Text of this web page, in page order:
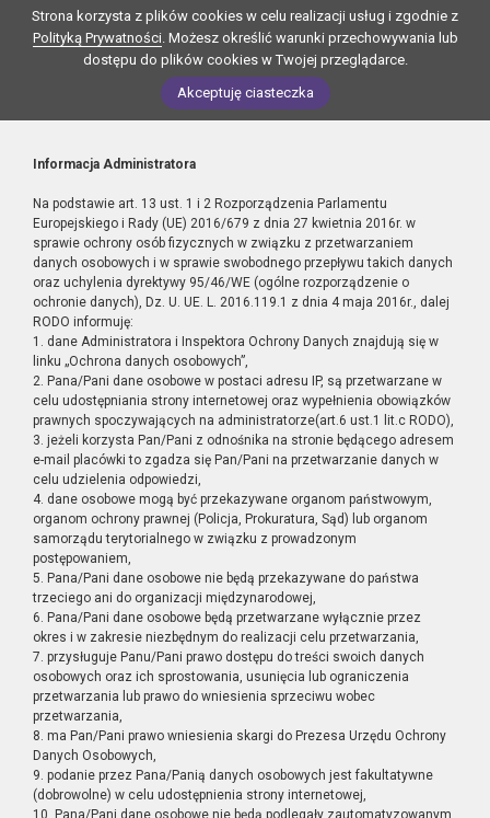
Strona korzysta z plików cookies w celu realizacji usług i zgodnie z
Polityką Prywatności. Możesz określić warunki przechowywania lub
dostępu do plików cookies w Twojej przeglądarce.
Akceptuję ciasteczka
Informacja Administratora
Na podstawie art. 13 ust. 1 i 2 Rozporządzenia Parlamentu
Europejskiego i Rady (UE) 2016/679 z dnia 27 kwietnia 2016r. w
sprawie ochrony osób fizycznych w związku z przetwarzaniem
danych osobowych i w sprawie swobodnego przepływu takich danych
oraz uchylenia dyrektywy 95/46/WE (ogólne rozporządzenie o
ochronie danych), Dz. U. UE. L. 2016.119.1 z dnia 4 maja 2016r., dalej
RODO informuję:
1. dane Administratora i Inspektora Ochrony Danych znajdują się w
linku „Ochrona danych osobowych”,
2. Pana/Pani dane osobowe w postaci adresu IP, są przetwarzane w
celu udostępniania strony internetowej oraz wypełnienia obowiązków
prawnych spoczywających na administratorze(art.6 ust.1 lit.c RODO),
3. jeżeli korzysta Pan/Pani z odnośnika na stronie będącego adresem
e-mail placówki to zgadza się Pan/Pani na przetwarzanie danych w
celu udzielenia odpowiedzi,
4. dane osobowe mogą być przekazywane organom państwowym,
organom ochrony prawnej (Policja, Prokuratura, Sąd) lub organom
samorządu terytorialnego w związku z prowadzonym
postępowaniem,
5. Pana/Pani dane osobowe nie będą przekazywane do państwa
trzeciego ani do organizacji międzynarodowej,
6. Pana/Pani dane osobowe będą przetwarzane wyłącznie przez
okres i w zakresie niezbędnym do realizacji celu przetwarzania,
7. przysługuje Panu/Pani prawo dostępu do treści swoich danych
osobowych oraz ich sprostowania, usunięcia lub ograniczenia
przetwarzania lub prawo do wniesienia sprzeciwu wobec
przetwarzania,
8. ma Pan/Pani prawo wniesienia skargi do Prezesa Urzędu Ochrony
Danych Osobowych,
9. podanie przez Pana/Panią danych osobowych jest fakultatywne
(dobrowolne) w celu udostępnienia strony internetowej,
10. Pana/Pani dane osobowe nie będą podlegały zautomatyzowanym